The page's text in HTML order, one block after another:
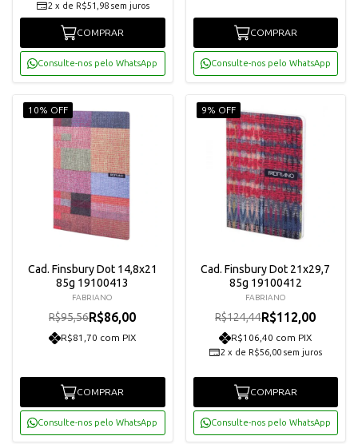
2 x de R$51,98 sem juros
COMPRAR
Consulte-nos pelo WhatsApp
COMPRAR
Consulte-nos pelo WhatsApp
10% OFF
Cad. Finsbury Dot 14,8x21
85g 19100413
FABRIANO
R$95,56R$86,00
R$81,70 com PIX
COMPRAR
Consulte-nos pelo WhatsApp
9% OFF
Cad. Finsbury Dot 21x29,7
85g 19100412
FABRIANO
R$124,44R$112,00
R$106,40 com PIX
2 x de R$56,00 sem juros
COMPRAR
Consulte-nos pelo WhatsApp